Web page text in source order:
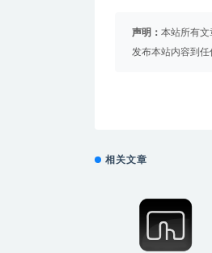
声明： 本站所有文
发布本站内容到
相关文章